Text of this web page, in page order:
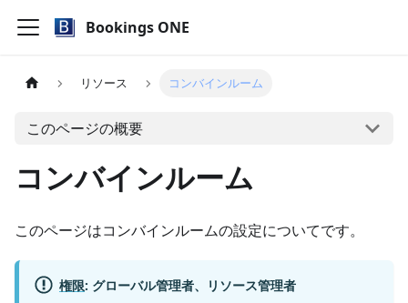
Bookings ONE
リソース コンバインルーム
このページの概要
コンバインルーム
このページはコンバインルームの設定についてです。
権限: グローバル管理者、リソース管理者